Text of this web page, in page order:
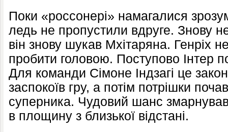
Поки «россонері» намагалися
ледь не пропустили вдруге. Знову
він знову шукав Мхітаряна. Генріх
пробити головою. Поступово Інтер
Для команди Сімоне Індзагі це
заспокоїв гру, а потім потрішки
суперника. Чудовий шанс
в площину з близької відстані.